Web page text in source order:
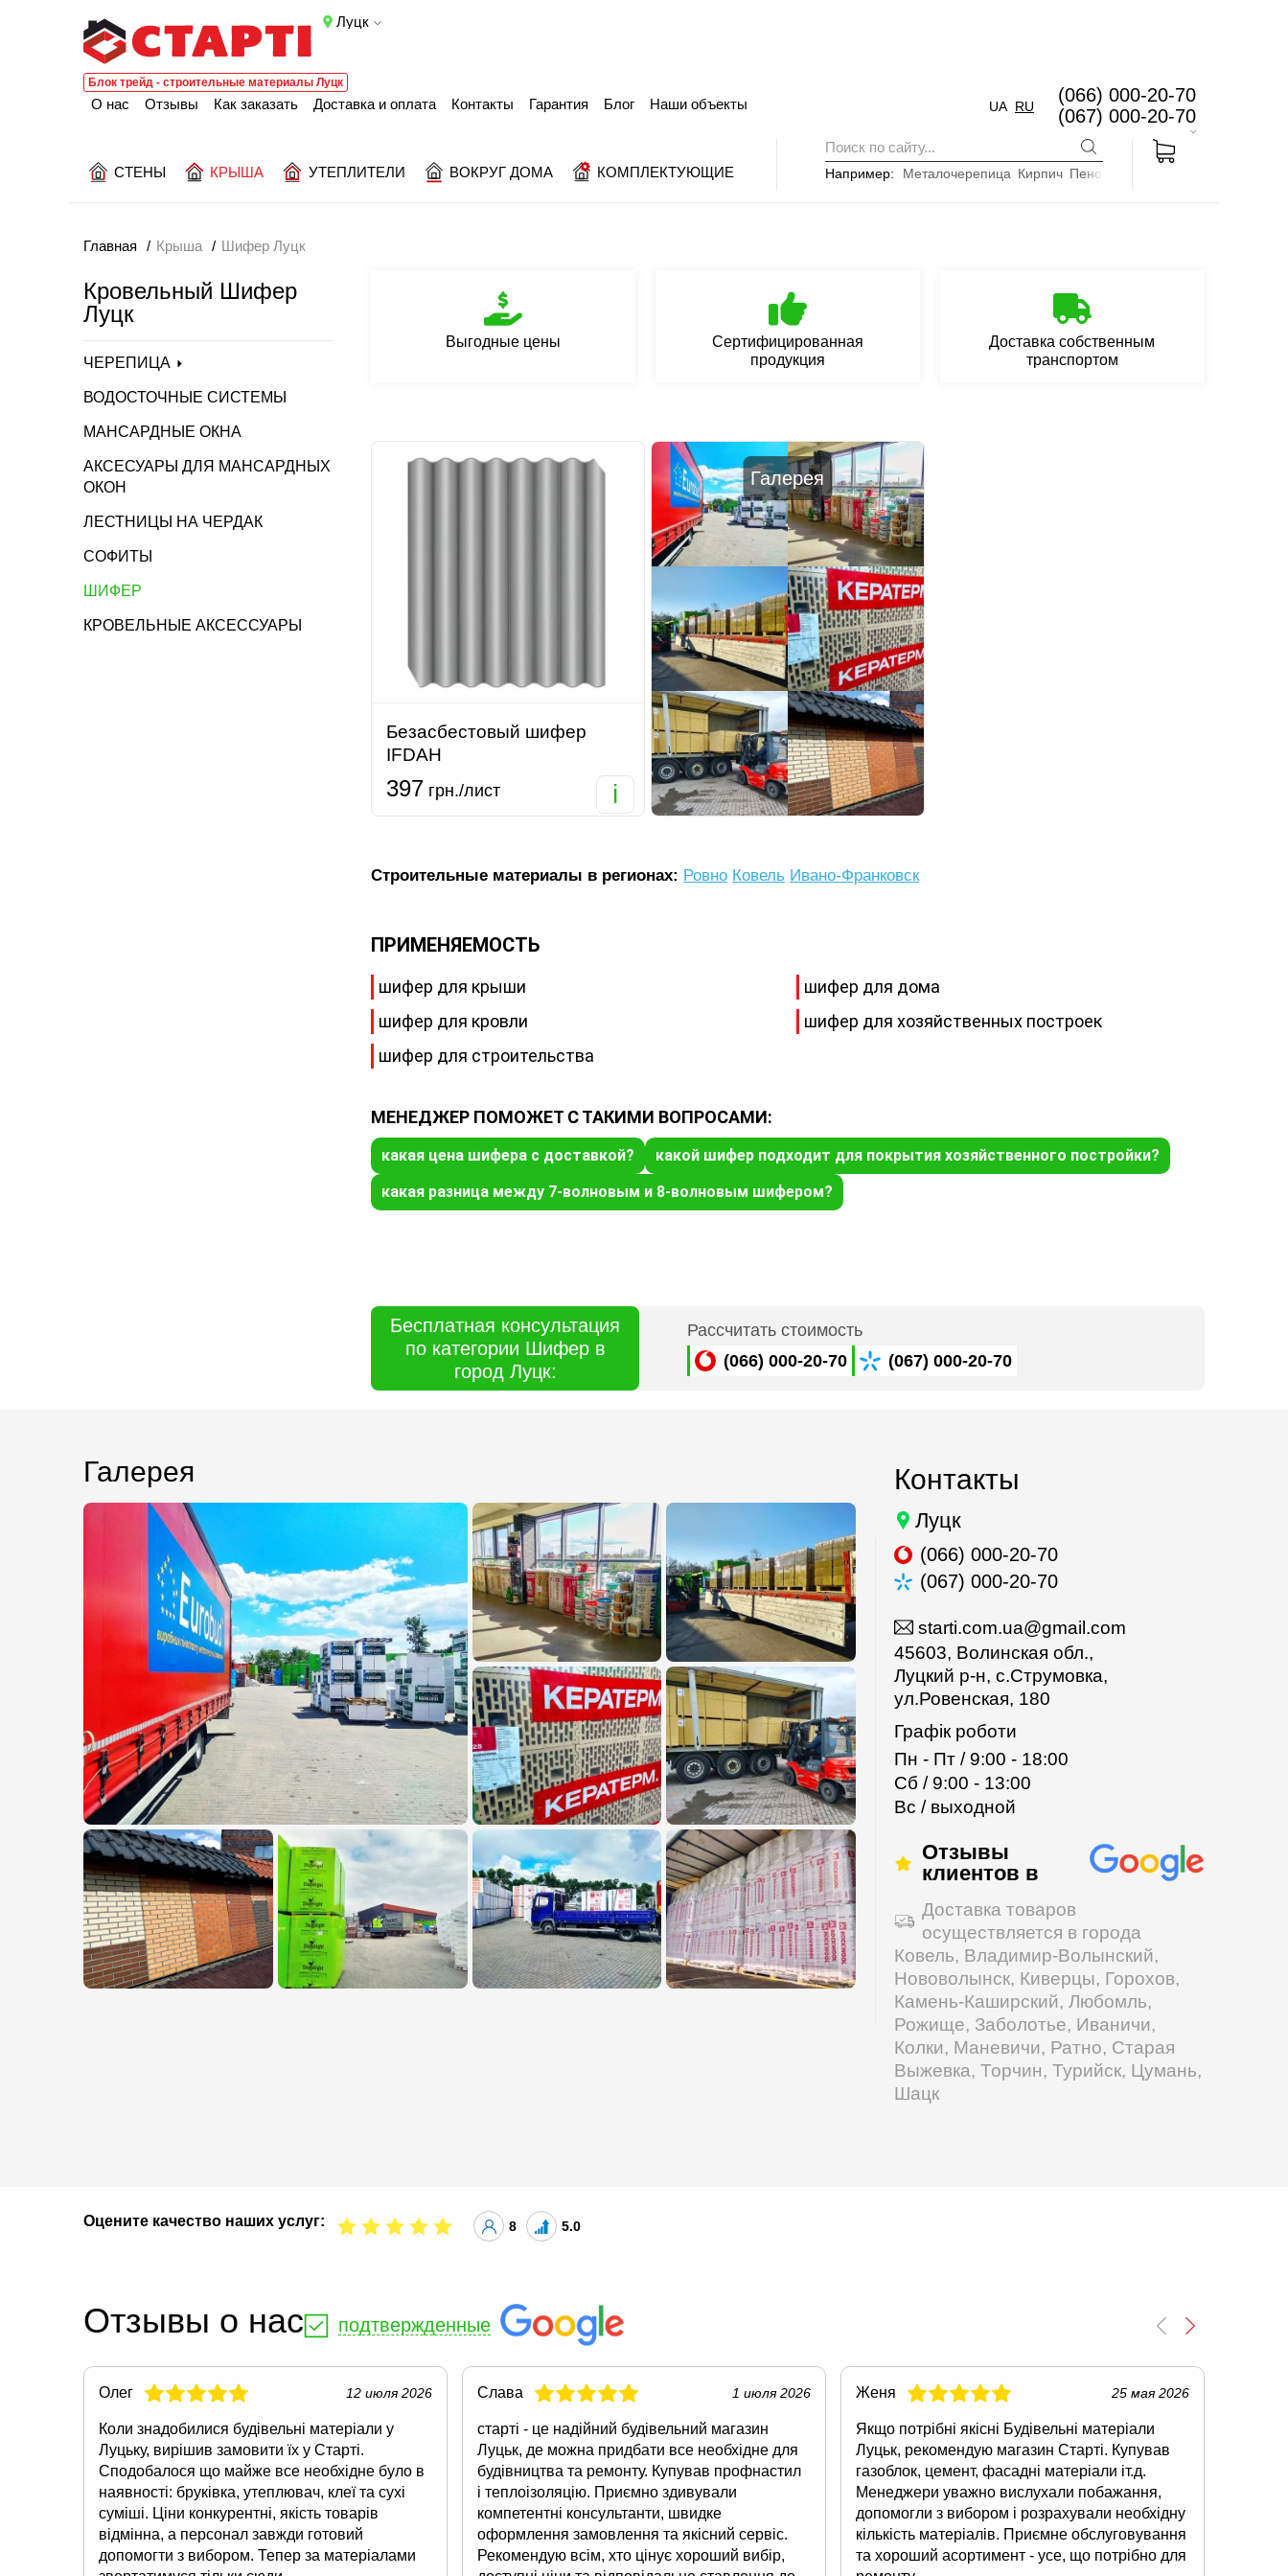
Луцк
Блок трейд - строительные материалы Луцк
Например: Металочерепица Кирпич Пенопласт
СТЕНЫ КРЫША УТЕПЛИТЕЛИ ВОКРУГ ДОМА КОМПЛЕКТУЮЩИЕ
(066) 000-20-70
(067) 000-20-70
О нас Отзывы Как заказать Доставка и оплата Контакты Гарантия Блог Наши объекты UA RU
Главная Крыша Шифер Луцк
Кровельный Шифер
Луцк
ЧЕРЕПИЦА
ВОДОСТОЧНЫЕ СИСТЕМЫ
МАНСАРДНЫЕ ОКНА
АКСЕСУАРЫ ДЛЯ МАНСАРДНЫХ
ОКОН
ЛЕСТНИЦЫ НА ЧЕРДАК
СОФИТЫ
ШИФЕР
КРОВЕЛЬНЫЕ АКСЕССУАРЫ
Выгодные цены
Сертифицированная
продукция
Доставка собственным
транспортом
Безасбестовый шифер
IFDAH
397 грн./лист i
Галерея
Строительные материалы в регионах: Ровно Ковель Ивано-Франковск
ПРИМЕНЯЕМОСТЬ
шифер для крыши
шифер для кровли
шифер для строительства
шифер для дома
шифер для хозяйственных построек
МЕНЕДЖЕР ПОМОЖЕТ С ТАКИМИ ВОПРОСАМИ:
какая цена шифера с доставкой?
какой шифер подходит для покрытия хозяйственного постройки?
какая разница между 7-волновым и 8-волновым шифером?
Бесплатная консультация
по категории Шифер в
город Луцк:
Рассчитать стоимость
(066) 000-20-70
(067) 000-20-70
Галерея Контакты
Луцк
(066) 000-20-70
(067) 000-20-70
starti.com.ua@gmail.com
45603, Волинская обл.,
Луцкий р-н, с.Струмовка,
ул.Ровенская, 180
Графік роботи
Пн - Пт / 9:00 - 18:00
Сб / 9:00 - 13:00
Вс / выходной
Отзывы
клиентов в
Доставка товаров
осуществляется в города
Ковель, Владимир-Волынский,
Нововолынск, Киверцы, Горохов,
Камень-Каширский, Любомль,
Рожище, Заболотье, Иваничи,
Колки, Маневичи, Ратно, Старая
Выжевка, Торчин, Турийск, Цумань,
Шацк
Оцените качество наших услуг: 8 5.0
Отзывы о нас подтвержденные
Олег 12 июля 2026
Коли знадобилися будівельні матеріали у
Луцьку, вирішив замовити їх у Старті.
Сподобалося що майже все необхідне було в
наявності: бруківка, утеплювач, клеї та сухі
суміші. Ціни конкурентні, якість товарів
відмінна, а персонал завжди готовий
допомогти з вибором. Тепер за матеріалами
Слава 1 июля 2026
старті - це надійний будівельний магазин
Луцьк, де можна придбати все необхідне для
будівництва та ремонту. Купував профнастил
і теплоізоляцію. Приємно здивували
компетентні консультанти, швидке
оформлення замовлення та якісний сервіс.
Рекомендую всім, хто цінує хороший вибір,
Женя 25 мая 2026
Якщо потрібні якісні Будівельні матеріали
Луцьк, рекомендую магазин Старті. Купував
газоблок, цемент, фасадні матеріали іт.д.
Менеджери уважно вислухали побажання,
допомогли з вибором і розрахували необхідну
кількість матеріалів. Приємне обслуговування
та хороший асортимент - усе, що потрібно для